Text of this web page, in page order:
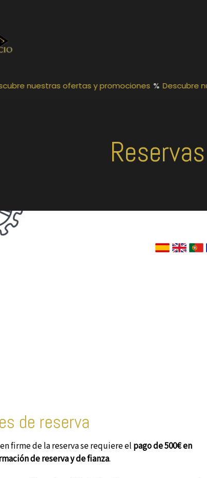
nuestras ofertas y promociones % Descubre
de reserva
firme de la reserva se requiere el pago de 500€ en
de reserva y de fianza.